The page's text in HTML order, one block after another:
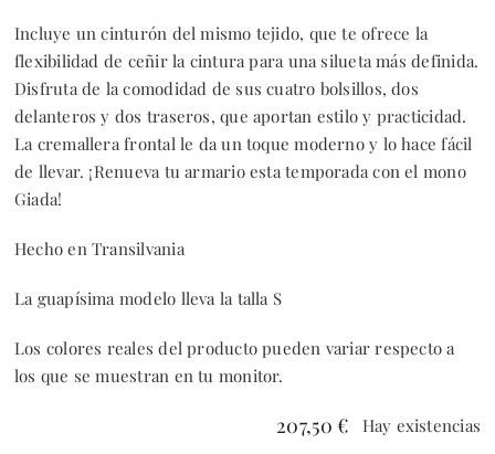
Incluye un cinturón del mismo tejido, que te ofrece la
flexibilidad de ceñir la cintura para una silueta más definida.
Disfruta de la comodidad de sus cuatro bolsillos, dos
delanteros y dos traseros, que aportan estilo y practicidad.
La cremallera frontal le da un toque moderno y lo hace fácil
de llevar. ¡Renueva tu armario esta temporada con el mono
Giada!
Hecho en Transilvania
La guapísima modelo lleva la talla S
Los colores reales del producto pueden variar respecto a
los que se muestran en tu monitor.
207,50€ Hay existencias